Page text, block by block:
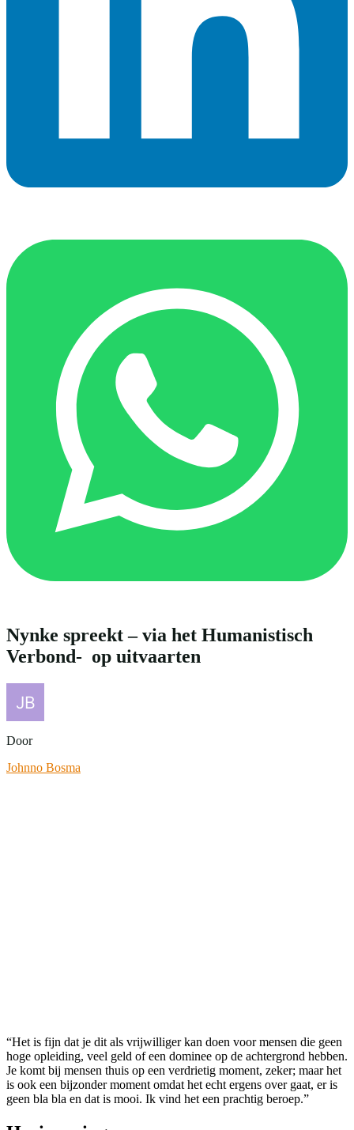
Nynke spreekt – via het Humanistisch
Verbond- op uitvaarten
Door
Johnno Bosma
“Het is fijn dat je dit als vrijwilliger kan doen voor mensen die geen
hoge opleiding, veel geld of een dominee op de achtergrond hebben.
Je komt bij mensen thuis op een verdrietig moment, zeker; maar het
is ook een bijzonder moment omdat het echt ergens over gaat, er is
geen bla bla en dat is mooi. Ik vind het een prachtig beroep.”